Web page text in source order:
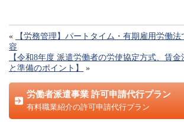
«
【労務管理】パートタイム・有期雇用労働
容
【令和8年度 派遣労働者の労使協定方式、賃
と準備のポイント】
»
労働者派遣事業 許可申請代行プラン
有料職業紹介の許可申請代行プラン